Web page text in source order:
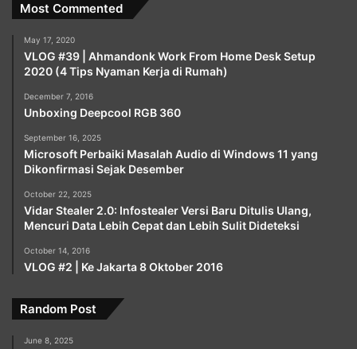
Most Commented
May 17, 2020
VLOG #39 | Ahmandonk Work From Home Desk Setup
2020 (4 Tips Nyaman Kerja di Rumah)
December 7, 2016
Unboxing Deepcool RGB 360
September 16, 2025
Microsoft Perbaiki Masalah Audio di Windows 11 yang
Dikonfirmasi Sejak Desember
October 22, 2025
Vidar Stealer 2.0: Infostealer Versi Baru Ditulis Ulang,
Mencuri Data Lebih Cepat dan Lebih Sulit Dideteksi
October 14, 2016
VLOG #2 | Ke Jakarta 8 Oktober 2016
Random Post
June 8, 2025